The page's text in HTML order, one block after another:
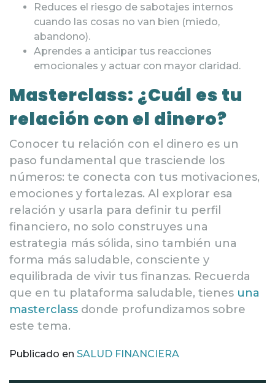
Reduces el riesgo de sabotajes internos
cuando las cosas no van bien (miedo,
abandono).
Aprendes a anticipar tus reacciones
emocionales y actuar con mayor claridad.
Masterclass: ¿Cuál es tu
relación con el dinero?
Conocer tu relación con el dinero es un
paso fundamental que trasciende los
números: te conecta con tus motivaciones,
emociones y fortalezas. Al explorar esa
relación y usarla para definir tu perfil
financiero, no solo construyes una
estrategia más sólida, sino también una
forma más saludable, consciente y
equilibrada de vivir tus finanzas. Recuerda
que en tu plataforma saludable, tienes una
masterclass donde profundizamos sobre
este tema.
Publicado en SALUD FINANCIERA